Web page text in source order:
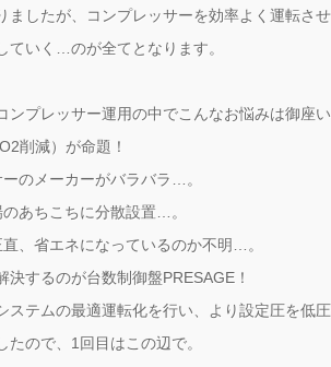
ましたが、コンプレッサーを効率よく運転さ
ていく…のが全てとなります。
ンプレッサー運用の中でこんなお悩みは御座
削減）が命題！
のメーカーがバラバラ…。
あちこちに分散設置…。
、省エネになっているのか不明…。
決するのが台数制御盤PRESAGE！
ステムの最適運転化を行い、より設定圧を低
たので、1回目はこの辺で。